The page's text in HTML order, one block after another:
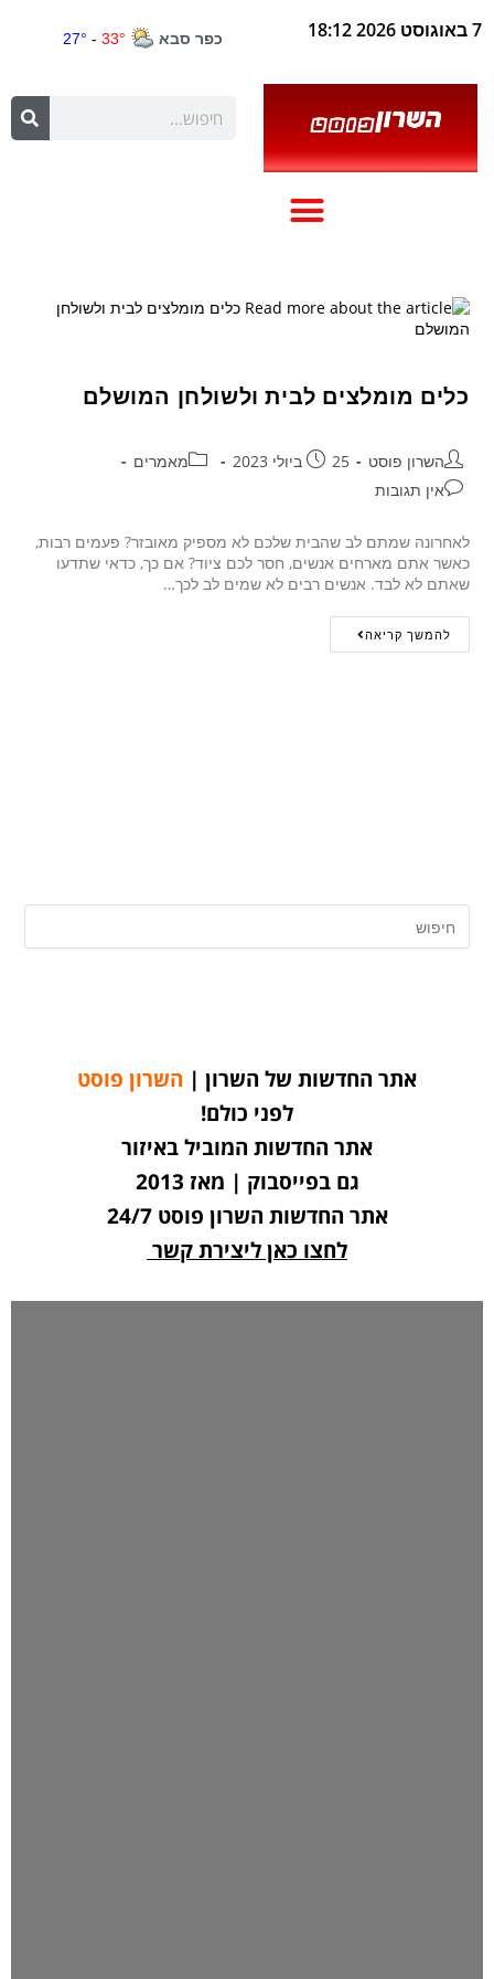
7 באוגוסט 2026 18:12
כלים מומלצים לבית ולשולחן המושלם
השרון פוסט 25 ביולי 2023
מאמרים
אין תגובות
לאחרונה שמתם לב שהבית שלכם לא מספיק מאובזר? פעמים רבות,
כאשר אתם מארחים אנשים, חסר לכם ציוד? אם כך, כדאי שתדעו
שאתם לא לבד. אנשים רבים לא שמים לב לכך…
להמשך קריאה
אתר החדשות של השרון | השרון פוסט
לפני כולם!
אתר החדשות המוביל באיזור
גם בפייסבוק | מאז 2013
אתר החדשות השרון פוסט 24/7
לחצו כאן ליצירת קשר